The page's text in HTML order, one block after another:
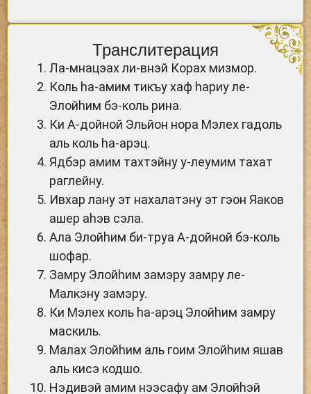
Транслитерация
Ла-мнацэах ли-внэй Корах мизмор.
Коль hа-амим тикъу хаф hариу ле-
Элойhим бэ-коль рина.
Ки А-дойной Эльйон нора Мэлех гадоль
аль коль hа-арэц.
Ядбэр амим тахтэйну у-леумим тахат
раглейну.
Ивхар лану эт нахалатэну эт гэон Яаков
ашер аhэв сэла.
Ала Элойhим би-труа А-дойной бэ-коль
шофар.
Замру Элойhим замэру замру ле-
Малкэну замэру.
Ки Мэлех коль hа-арэц Элойhим замру
маскиль.
Малах Элойhим аль гоим Элойhим яшав
аль кисэ кодшо.
Нэдивэй амим нээсафу ам Элойhэй